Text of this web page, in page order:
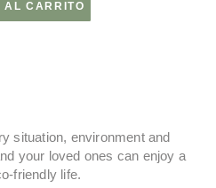
AL CARRITO
situation, environment and
your loved ones can enjoy a
friendly life.